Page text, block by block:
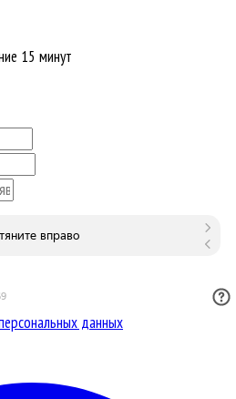
15 минут
данных